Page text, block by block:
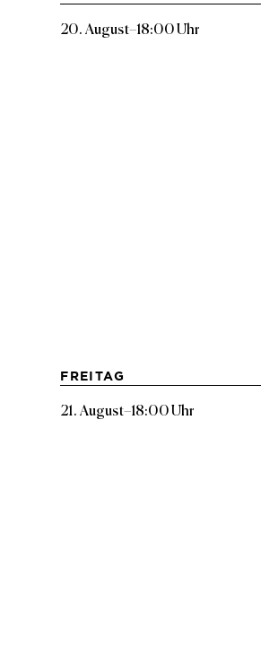
20. August–18:00 Uhr
FREITAG
21. August–18:00 Uhr